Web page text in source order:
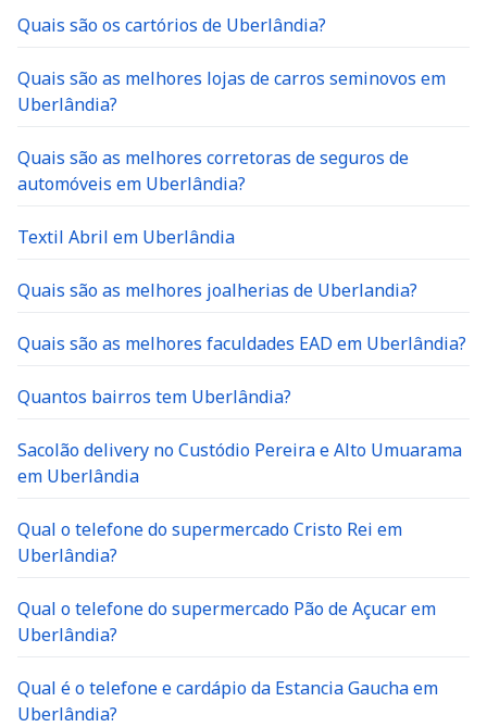
Quais são os cartórios de Uberlândia?
Quais são as melhores lojas de carros seminovos em
Uberlândia?
Quais são as melhores corretoras de seguros de
automóveis em Uberlândia?
Textil Abril em Uberlândia
Quais são as melhores joalherias de Uberlandia?
Quais são as melhores faculdades EAD em Uberlândia?
Quantos bairros tem Uberlândia?
Sacolão delivery no Custódio Pereira e Alto Umuarama
em Uberlândia
Qual o telefone do supermercado Cristo Rei em
Uberlândia?
Qual o telefone do supermercado Pão de Açucar em
Uberlândia?
Qual é o telefone e cardápio da Estancia Gaucha em
Uberlândia?